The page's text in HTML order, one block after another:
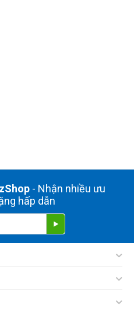
- Nhận nhiều ưu
hấp dẫn